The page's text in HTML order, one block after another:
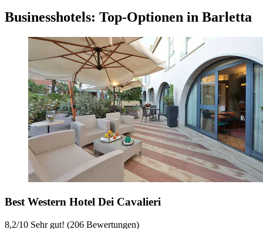
Businesshotels: Top-Optionen in Barletta
Best Western Hotel Dei Cavalieri
8,2/10 Sehr gut! (206 Bewertungen)